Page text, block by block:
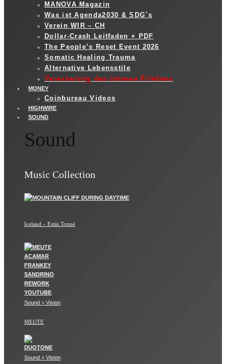
MANOVA Magazin
Was ist Agenda2030 & SDG´s
Verein WIR – CH
Dollar-Crash Leitfaden + PDF
The People’s Reset Event 2026
Somatic Healing Trauma
Alternative Lebensstile
Verankerung des inneren Friedens
MONEY
Coinbureau Videos
HIGHWIRE
SOUND
Sound
Music Collection
Iceland – Estás Tonné
Sound + Vision
MEUTE
Sound + Vision